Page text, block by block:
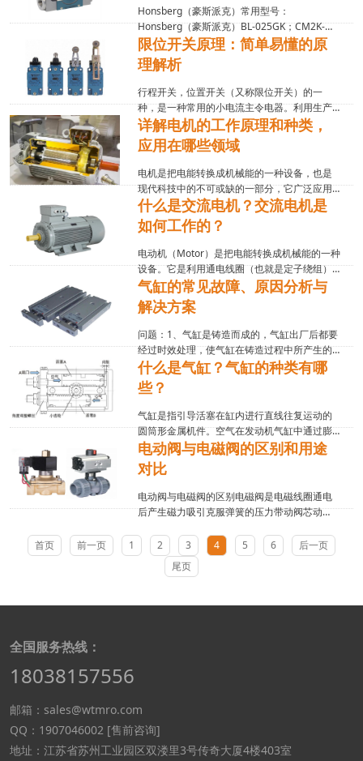
Honsberg（豪斯派克）常用型号：
Honsberg（豪斯派克）BL-025GK；CM2K-
025HM；CRE-025HKS；CRE-025HMS；CRE-
025HMS-22；RRH-025GMM080V05VE；...
限位开关原理：简单易懂的原
理解析
行程开关，位置开关（又称限位开关）的一
种，是一种常用的小电流主令电器。利用生产
机械运动部件的碰撞使其触头动作来实现接通
或分断控制电路，达到一定的控制目的。通
常，这类开关被用来限制机械运动的位置或行
程，使运动机械按一定...
详解电机的工作原理和种类，
应用在哪些领域
电机是把电能转换成机械能的一种设备，也是
现代科技中的不可或缺的一部分，它广泛应用
于各个领域，如工业、交通、医疗等。电机的
主要功能是将电能转换为机械能，从而驱动各
种设备运转。本文将介绍电机的工作原理、种
类以及应用。一、...
什么是交流电机？交流电机是
如何工作的？
电动机（Motor）是把电能转换成机械能的一种
设备。它是利用通电线圈（也就是定子绕组）
产生旋转磁场并作用于转子（如鼠笼式闭合铝
框）形成磁电动力旋转扭矩。电动机按使用电
源不同分为直流电动机和交流电动机，电力系
统中的电动...
气缸的常见故障、原因分析与
解决方案
问题：1、气缸是铸造而成的，气缸出厂后都要
经过时效处理，使气缸在铸造过程中所产生的
内应力完全消除。如果时效时间短，那么加工
好的气缸在以后的运行中还会变形。2、气缸在
运行时受力的情况很复杂，除了受气缸内外气
体的压力差和...
什么是气缸？气缸的种类有哪
些？
气缸是指引导活塞在缸内进行直线往复运动的
圆筒形金属机件。空气在发动机气缸中通过膨
胀将热能转化为机械能；气体在压缩机气缸中
接受活塞压缩而提高压力。涡轮机、旋转活塞
式发动机等的壳体通常也称“气缸”。气缸的应用
领域：印刷（...
电动阀与电磁阀的区别和用途
对比
电动阀与电磁阀的区别电磁阀是电磁线圈通电
后产生磁力吸引克服弹簧的压力带动阀芯动
能实现开关；电动阀是通过电动机驱动阀杆，
带动阀芯动作，电动阀又分（关断阀）和调节
阀。关断阀是两位式...
首页 前一页 1 2 3 4 5 6
后一页
尾页
全国服务热线：
18038157556
邮箱：sales@wtmro.com
QQ：1907046002 [售前咨询]
地址：江苏省苏州工业园区双溇里3号传奇大厦4楼403室